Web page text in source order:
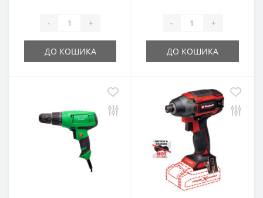
- +
ДО КОШИКА
- +
ДО КОШИКА